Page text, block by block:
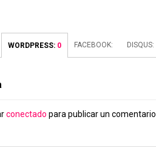
WORDPRESS: 0 FACEBOOK: DISQUS:
conectado para publicar un comentario.